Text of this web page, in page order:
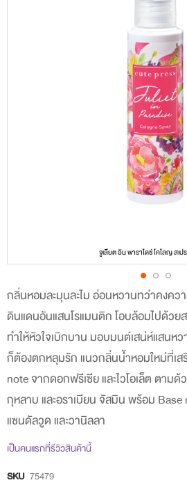
กลิ่นหอมละมุนละไม อ่อนหวานทว่าคงค
ดินแดนอันแสนโรแมนติก โอบล้อมไปด้ว
ทำให้หัวใจเบิกบาน มอบมนต์เสน่ห์แสนห
ก็ต้องตกหลุมรัก แนวกลิ่นน้ำหอมใหม่ที่เ
note จากดอกฟรีเซีย และไวโอเล็ต ตาม
กุหลาบ และอราเบียน จัสมิน พร้อม
แซนดัลวูด และวานิลลา
เป็นคนแรกที่รีวิวสินค้านี้
SKU 75479
จูเลียต อิน พาราไดซ์ โคโลญ สเป
Skip
to
the
beginning
of
the
images
gallery